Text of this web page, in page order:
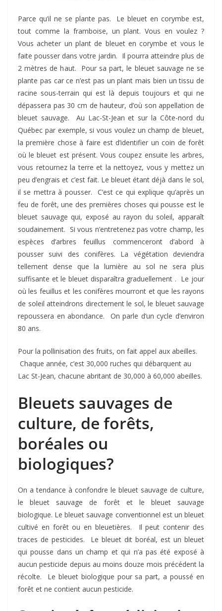
Parce qu’il ne se plante pas. Le bleuet en corymbe est,
tout comme la framboise, un plant. Vous en voulez ?
Vous acheter un plant de bleuet en corymbe et vous le
faite pousser dans votre jardin. Il pourra atteindre plus de
2 mètres de haut. Pour sa part, le bleuet sauvage ne se
plante pas car ce n’est pas un plant mais bien un tissu de
racine sous-terrain qui est là depuis toujours et qui ne
dépassera pas 30 cm de hauteur, d’où son appellation de
bleuet sauvage. Au Lac-St-Jean et sur la Côte-nord du
Québec par exemple, si vous voulez un champ de bleuet,
la première chose à faire est d’identifier un coin de forêt
où le bleuet est présent. Vous coupez ensuite les arbres,
vous retournez la terre et la nettoyez, vous y mettez un
peu d’engrais et c’est fait. Le bleuet étant déjà dans le sol,
il se mettra à pousser. C’est ce qui explique qu’après un
feu de forêt, une des premières choses qui pousse est le
bleuet sauvage qui, exposé au rayon du soleil, apparaît
soudainement. Si vous n’entretenez pas votre champ, les
espèces d’arbres feuillus commenceront d’abord à
pousser suivi des conifères. La végétation deviendra
tellement dense que la lumière au sol ne sera plus
suffisante et le bleuet disparaîtra graduellement . Le jour
où les feuillus et les conifères mourront et que les rayons
de soleil atteindrons directement le sol, le bleuet sauvage
repoussera en abondance. On parle d’un cycle d’environ
80 ans.
Pour la pollinisation des fruits, on fait appel aux abeilles.
Chaque année, c’est 30,000 ruches qui débarquent au
Lac St-Jean, chacune abritant de 30,000 à 60,000 abeilles.
Bleuets sauvages de
culture, de forêts,
boréales ou
biologiques?
On a tendance à confondre le bleuet sauvage de culture,
le bleuet sauvage de forêt et le bleuet sauvage
biologique. Le bleuet sauvage conventionnel est un bleuet
cultivé en forêt ou en bleuetières. Il peut contenir des
traces de pesticides. Le bleuet dit boréal, est un bleuet
qui pousse dans un champ et qui n’a pas été exposé à
aucun pesticide depuis au moins douze mois précédent la
récolte. Le bleuet biologique pour sa part, a poussé en
forêt et ne contient aucun pesticide.